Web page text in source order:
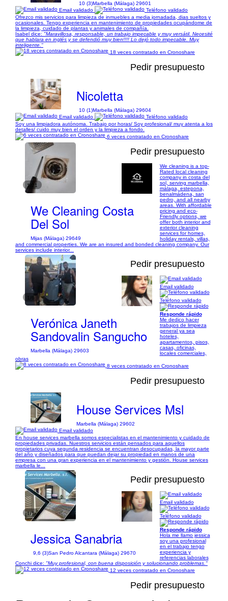
10 (3)Marbella (Málaga) 29601
Email validado
Teléfono validado
Ofrezco mis servicios para limpieza de inmuebles a media jornadada, dias sueltos y
ocasionales. Tengo experiencia en mantenimiento de propiedades ocupándome de
la limpieza, cuidado de plantas y animales de compañía.
Isabel dice: "Maravillosa, responsable, un trabajo impecable y muy versátil. Necesité
que hablara en inglés y se defendió muy bien!!!! Lo dejó todo impecable. Muy
inteligente."
18 veces contratado en Cronoshare
Pedir presupuesto
Nicoletta
10 (1)Marbella (Málaga) 29604
Email validado
Teléfono validado
Soy una limpiadora autónoma. Trabajo por horas/ Soy profesional/ muy atenta a los
detalles/ cuido muy bien el orden y la limpieza a fondo.
6 veces contratado en Cronoshare
1/21
Pedir presupuesto
We Cleaning Costa
Del Sol
Mijas (Málaga) 29649
We cleaning is a top-
Rated local cleaning
company in costa del
sol, serving marbella,
málaga, estepona,
benalmádena, san
pedro, and all nearby
areas. With affordable
pricing and eco-
Friendly options, we
offer both interior and
exterior cleaning
services for homes,
holiday rentals, villas,
and commercial properties. We are an insured and bonded cleaning company. Our
services include interior...
1/6
Pedir presupuesto
Verónica Janeth
Sandovalin Sangucho
Marbella (Málaga) 29603
Email validado
Teléfono validado
Responde rápido
Me dedico hacer
trabajos de limpieza
general ya sea
hoteles,
apartamentos, pisos,
casas, oficinas,
locales comerciales,
obras
8 veces contratado en Cronoshare
Pedir presupuesto
House Services Msl
Marbella (Málaga) 29602
Email validado
En house services marbella somos especialistas en el mantenimiento y cuidado de
propiedades privadas. Nuestros servicios están pensados para aquellos
propietarios cuya segunda residencia se encuentran desocupadas, la mayor parte
del año y diseñados para que puedan dejar su propiedad en manos de una
empresa con una gran experiencia en el mantenimiento y gestión. House services
marbella le...
1/1
Pedir presupuesto
Jessica Sanabria
9,6 (3)San Pedro Alcantara (Málaga) 29670
Email validado
Teléfono validado
Responde rápido
Hola me llamo jessica
soy una profesional
en el trabajo tengo
experiencia y
referencias laborales
Conchi dice: "Muy profesional, con buena disposición y solucionando problemas."
12 veces contratado en Cronoshare
Pedir presupuesto